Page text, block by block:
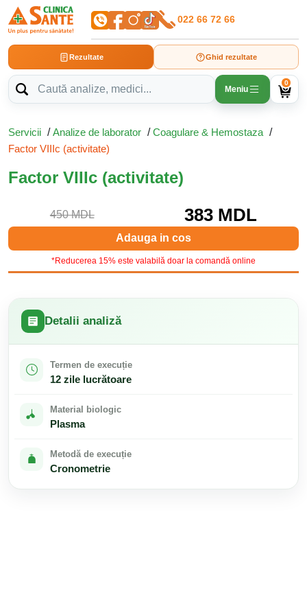
022 66 72 66
Rezultate Ghid rezultate
Meniu
0
Servicii /Analize de laborator /Coagulare & Hemostaza /
Factor VIIIc (activitate)
Factor VIIIc (activitate)
450 MDL 383 MDL
Adauga in cos
*Reducerea 15% este valabilă doar la comandă online
Detalii analiză
Termen de execuție
12 zile lucrătoare
Material biologic
Plasma
Metodă de execuție
Cronometrie